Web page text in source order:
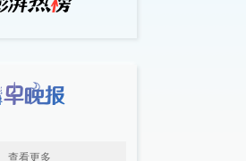
查看更多